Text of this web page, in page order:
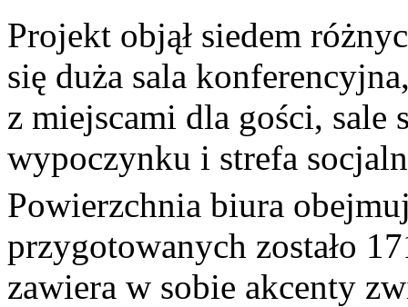
Projekt objął siedem
się duża sala
z miejscami dla gości, sale
wypoczynku i strefa
Powierzchnia biura
przygotowanych zostało
zawiera w sobie akcenty